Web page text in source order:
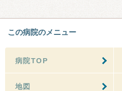
この病院のメニュー
病院TOP
地図